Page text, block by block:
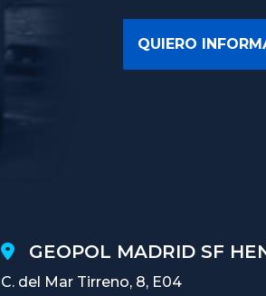
GEOPOL MADRID SF
C. del Mar Tirreno, 8, E04